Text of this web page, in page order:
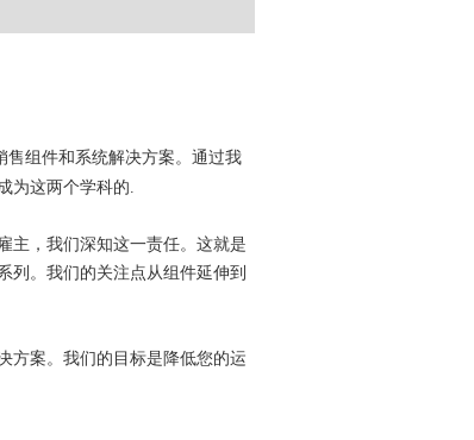
售组件和系统解决方案。通过我
为这两个学科的.
，我们深知这一责任。这就是
列。我们的关注点从组件延伸到
方案。我们的目标是降低您的运